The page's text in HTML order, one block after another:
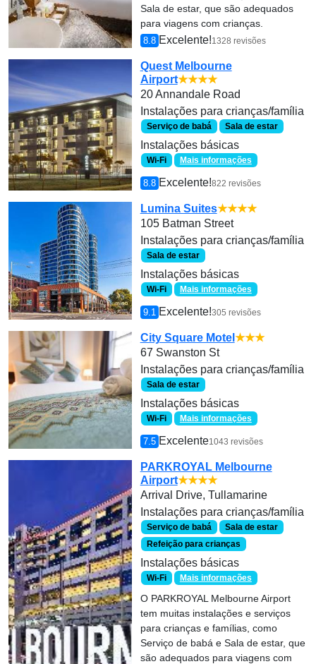
Sala de estar, que são adequados
para viagens com crianças.
8.8 Excelente!1328 revisões
Quest Melbourne
Airport★★★★
20 Annandale Road
Instalações para crianças/família
Serviço de babá Sala de estar
Instalações básicas
Wi-Fi Mais informações
8.8 Excelente!822 revisões
Lumina Suites★★★★
105 Batman Street
Instalações para crianças/família
Sala de estar
Instalações básicas
Wi-Fi Mais informações
9.1 Excelente!305 revisões
City Square Motel ★★★
67 Swanston St
Instalações para crianças/família
Sala de estar
Instalações básicas
Wi-Fi Mais informações
7.5 Excelente1043 revisões
PARKROYAL Melbourne
Airport★★★★
Arrival Drive, Tullamarine
Instalações para crianças/família
Serviço de babá
Sala de estar
Refeição para crianças
Instalações básicas
Wi-Fi Mais informações
O PARKROYAL Melbourne Airport
tem muitas instalações e serviços
para crianças e famílias, como
Serviço de babá e Sala de estar, que
são adequados para viagens com